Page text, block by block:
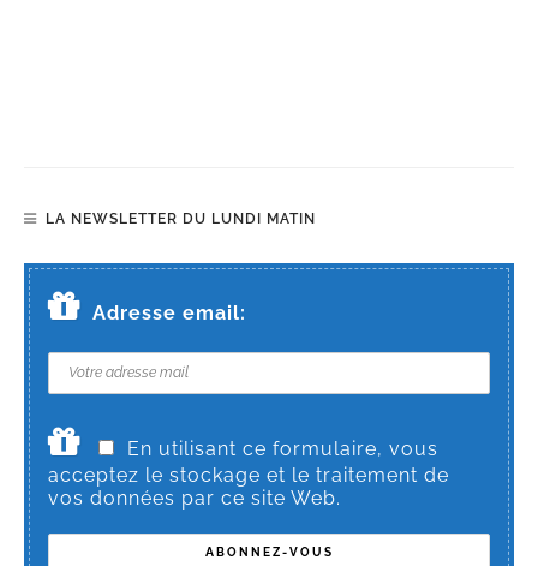
LA NEWSLETTER DU LUNDI MATIN
Adresse email:
En utilisant ce formulaire, vous
acceptez le stockage et le traitement de
vos données par ce site Web.